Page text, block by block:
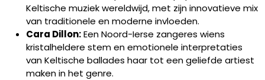
Keltische muziek wereldwijd, met zijn innovatieve mix
van traditionele en moderne invloeden.
Cara Dillon:Een Noord-Ierse zangeres wiens
kristalheldere stem en emotionele interpretaties
van Keltische ballades haar tot een geliefde artiest
maken in het genre.